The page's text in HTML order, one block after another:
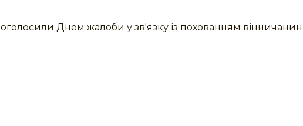
оголосили Днем жалоби у зв'язку із похованням